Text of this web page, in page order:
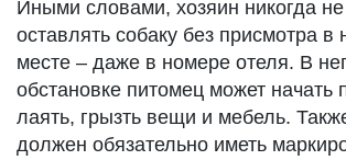
Иными словами, хозяин никогда
оставлять собаку без присмотра в
месте – даже в номере отеля. В
обстановке питомец может начать
лаять, грызть вещи и мебель.
должен обязательно иметь